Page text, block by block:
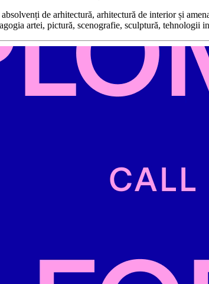
de arhitectură, arhitectură de interior și
artei, pictură, scenografie, sculptură, tehnologii